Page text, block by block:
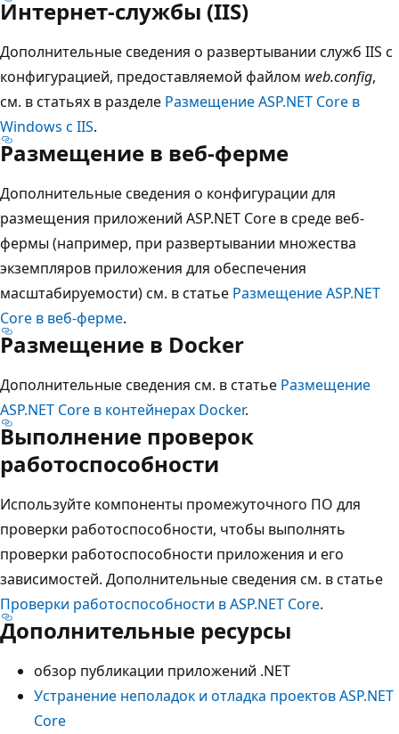
Интернет-службы (IIS)
Дополнительные сведения о развертывании служб IIS с
конфигурацией, предоставляемой файлом web.config,
см. в статьях в разделе Размещение ASP.NET Core в
Windows с IIS.
Размещение в веб-ферме
Дополнительные сведения о конфигурации для
размещения приложений ASP.NET Core в среде веб-
фермы (например, при развертывании множества
экземпляров приложения для обеспечения
масштабируемости) см. в статье Размещение ASP.NET
Core в веб-ферме.
Размещение в Docker
Дополнительные сведения см. в статье Размещение
ASP.NET Core в контейнерах Docker.
Выполнение проверок
работоспособности
Используйте компоненты промежуточного ПО для
проверки работоспособности, чтобы выполнять
проверки работоспособности приложения и его
зависимостей. Дополнительные сведения см. в статье
Проверки работоспособности в ASP.NET Core.
Дополнительные ресурсы
обзор публикации приложений .NET
Устранение неполадок и отладка проектов ASP.NET
Core